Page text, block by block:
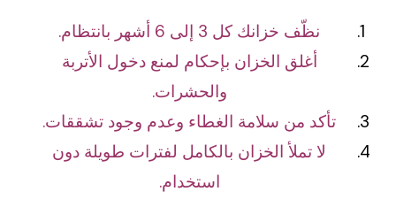
نظّف خزانك كل 3 إلى 6 أشهر بانتظام.
أغلق الخزان بإحكام لمنع دخول الأتربة
والحشرات.
تأكد من سلامة الغطاء وعدم وجود تشققات.
لا تملأ الخزان بالكامل لفترات طويلة دون
استخدام.